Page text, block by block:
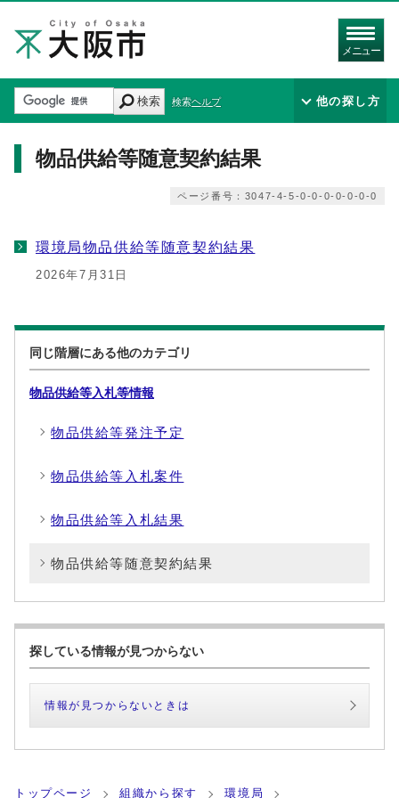
メニュー
検索 検索ヘルプ 他の探し方
物品供給等随意契約結果
ページ番号：3047-4-5-0-0-0-0-0-0-0
環境局物品供給等随意契約結果
2026年7月31日
同じ階層にある他のカテゴリ
物品供給等入札等情報
物品供給等発注予定
物品供給等入札案件
物品供給等入札結果
物品供給等随意契約結果
探している情報が見つからない
情報が見つからないときは
トップページ 組織から探す 環境局